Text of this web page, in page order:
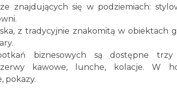
znajdujących się w podziemiach:
z tradycyjnie znakomitą w obiektach
biznesowych są dostępne trzy
kawowe, lunche, kolacje. W
pokazy.